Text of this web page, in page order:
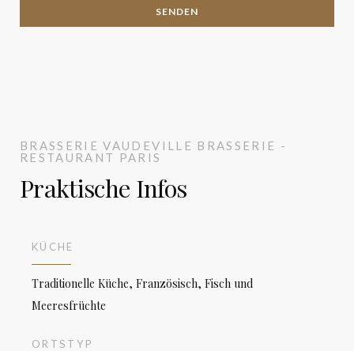
BRASSERIE VAUDEVILLE BRASSERIE -
RESTAURANT
PARIS
Praktische Infos
KÜCHE
Traditionelle Küche, Französisch, Fisch und
Meeresfrüchte
ORTSTYP